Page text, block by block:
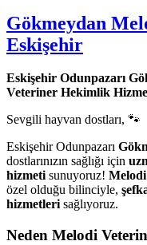
Gökmeydan
Eskişehir
Eskişehir Odunpazarı
Veteriner Hekimlik
Sevgili hayvan dostları, 🐾
Eskişehir Odunpazarı
dostlarınızın sağlığı için
hizmetisunuyoruz!
özel olduğu bilinciyle,
hizmetlerisağlıyoruz.
Neden Melodi